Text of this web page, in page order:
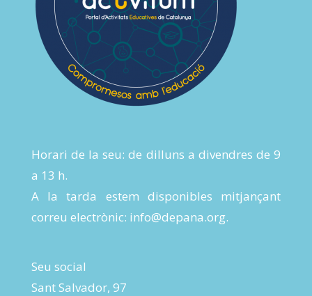
Horari de la seu: de dilluns a divendres de 9
a 13 h.
A la tarda estem disponibles mitjançant
correu electrònic: info@depana.org.
Seu social
Sant Salvador, 97